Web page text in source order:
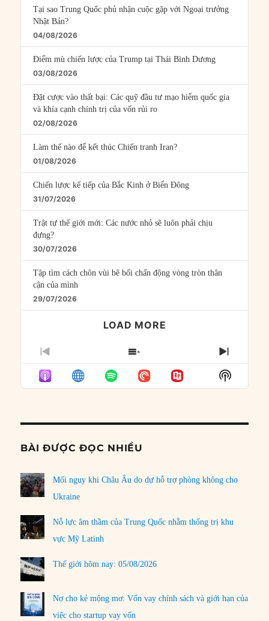
Tại sao Trung Quốc phủ nhận cuộc gặp với Ngoại trưởng
Nhật Bản?
04/08/2026
Điểm mù chiến lược của Trump tại Thái Bình Dương
03/08/2026
Đặt cược vào thất bại: Các quỹ đầu tư mạo hiểm quốc gia
và khía cạnh chính trị của vốn rủi ro
02/08/2026
Làm thế nào để kết thúc Chiến tranh Iran?
01/08/2026
Chiến lược kế tiếp của Bắc Kinh ở Biển Đông
31/07/2026
Trật tự thế giới mới: Các nước nhỏ sẽ luôn phải chịu
đựng?
30/07/2026
Tập tìm cách chôn vùi bê bối chấn động vòng tròn thân
cận của mình
29/07/2026
LOAD MORE
PREVIOUS
EPISODE
SHOW
EPISODES
LIST
NEXT
Show
Podcast
BÀI ĐƯỢC ĐỌC NHIỀU
Mối nguy khi Châu Âu do dự hỗ trợ phòng không cho
Ukraine
Nỗ lực âm thầm của Trung Quốc nhằm thống trị khu
vực Mỹ Latinh
Thế giới hôm nay: 05/08/2026
Nợ cho kẻ mộng mơ: Vốn vay chính sách và giới hạn của
việc cho startup vay vốn